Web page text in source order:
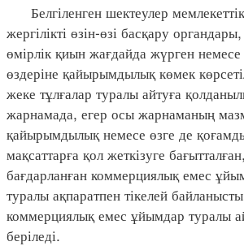
Белгіленген шектеулер
жергілікті өзін-өзі басқару
өмірлік қиын жағдайда жүрген
өздеріне қайырымдылық көмек
жеке тұлғалар туралы айтуға
жарнамада, егер осы жарнаманың
қайырымдылық немесе өзге де
мақсаттарға қол жеткізуге
бағдарланған коммерциялық емес
туралы ақпаратпен тікелей
коммерциялық емес ұйымдар туралы
беріледі.